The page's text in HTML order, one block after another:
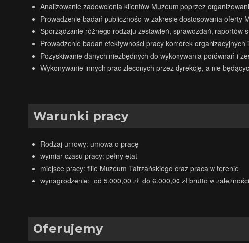
Analizowanie zadowolenia klientów Muzeum poprzez
Prowadzenie badań publiczności w zakresie dostosowania
Sporządzanie różnego rodzaju zestawień, sprawozdań, raportów
Prowadzenie badań efektywności pracy komórek
Pozyskiwanie danych niezbędnych do wykonywania porównań i
Wykonywanie innych prac zleconych przez dyrekcję, a nie
Warunki pracy
Rodzaj umowy: umowa o pracę
wymiar czasu pracy: pełny etat
miejsce pracy: filie Muzeum Tatrzańskiego oraz praca w terenie
wynagrodzenie: od 5.000,00 zł do 6.000,00 zł brutto w
Oferujemy